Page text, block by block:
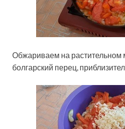
Обжариваем на растительном
болгарский перец,